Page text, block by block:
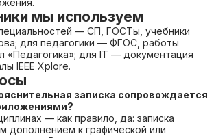
мы используем
— СП, ГОСТы, учебники
для педагогики — ФГОС, работы
«Педагогика»; для IT — документация
IEEE Xplore.
записка сопровождается
— как правило, да: записка
дополнением к графической или